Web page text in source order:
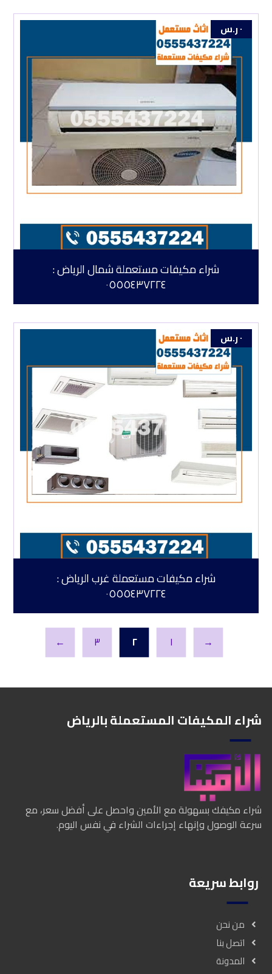
شراء مكيفات مستعملة شمال الرياض :
٠٥٥٥٤٣٧٢٢٤
٠ر.س
شراء مكيفات مستعملة غرب الرياض :
٠٥٥٥٤٣٧٢٢٤
٠ر.س
→ ١ ٢ ٣ ←
شراء المكيفات المستعملة بالرياض
شراء مكيفك بسهولة مع الأمين واحصل على أفضل سعر، مع
سرعة الوصول وإنهاء إجراءات الشراء في نفس اليوم.
روابط سريعة
من نحن
اتصل بنا
المدونة